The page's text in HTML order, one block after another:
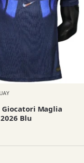
Giocatori Maglia
Blu